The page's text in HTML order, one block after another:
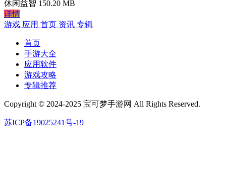
休闲益智 150.20 MB
详情
游戏 应用 首页 资讯 专辑
首页
手游大全
应用软件
游戏攻略
专辑推荐
Copyright © 2024-2025 宝可梦手游网 All Rights Reserved.
苏ICP备19025241号-19